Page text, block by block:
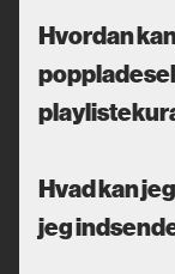
Hvordan
Hvad kan
jeg